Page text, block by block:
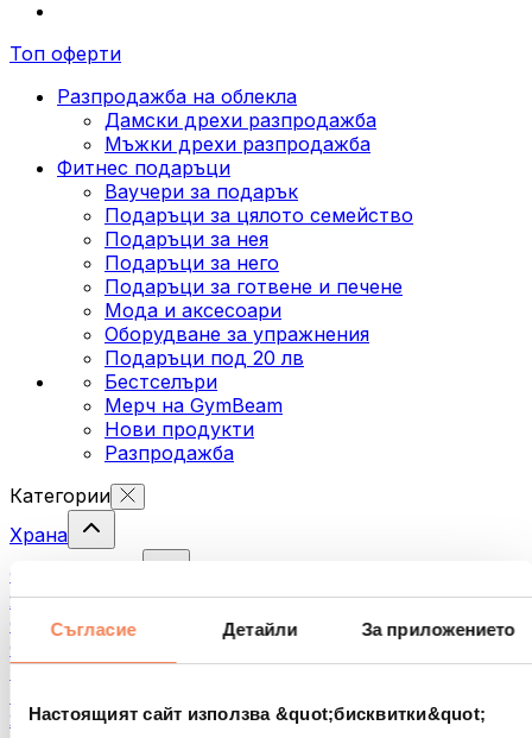
Съгласие Детайли За приложението
Настоящият сайт използва &quot;бисквитки&quot;
Топ оферти
Разпродажба на облекла
Дамски дрехи разпродажба
Мъжки дрехи разпродажба
Фитнес подаръци
Ваучери за подарък
Подаръци за цялото семейство
Подаръци за нея
Подаръци за него
Подаръци за готвене и печене
Мода и аксесоари
Оборудване за упражнения
Подаръци под 20 лв
Бестселъри
Мерч на GymBeam
Нови продукти
Разпродажба
Категории
Храна
Фитнес храна
Ядки
Семена
Спредове и кремове за мазане
Риба
Яйца